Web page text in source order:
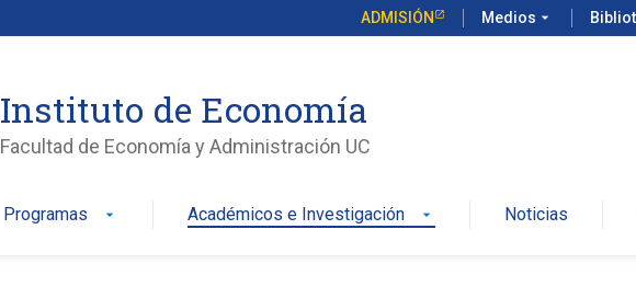
ADMISIÓN Medios arrow_drop_down
Instituto de Economía
Facultad de Economía y Administración UC
Programas arrow_drop_down Académicos e Investigación arrow_drop_down Noticias